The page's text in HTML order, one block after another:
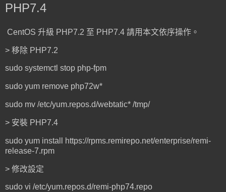
PHP7.4
CentOS 升級 PHP7.2 至 PHP7.4 請用本文依序操作。
> 移除 PHP7.2
sudo systemctl stop php-fpm
sudo yum remove php72w*
sudo mv /etc/yum.repos.d/webtatic* /tmp/
> 安裝 PHP7.4
sudo yum install https://rpms.remirepo.net/enterprise/remi-
release-7.rpm
> 修改設定
sudo vi /etc/yum.repos.d/remi-php74.repo